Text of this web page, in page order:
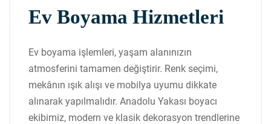
Ev Boyama Hizmetleri
Ev boyama işlemleri, yaşam alanınızın
atmosferini tamamen değiştirir. Renk seçimi,
mekânın ışık alışı ve mobilya uyumu dikkate
alınarak yapılmalıdır. Anadolu Yakası boyacı
ekibimiz, modern ve klasik dekorasyon trendlerine